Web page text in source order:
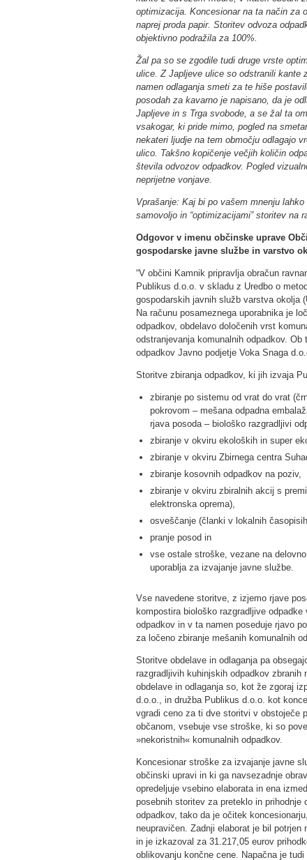
optimizacija. Koncesionar na ta način za
naprej proda papir. Storitev odvoza
objektivno podražila za 100%.
Žal pa so se zgodile tudi druge vrste
ulice. Z Japljeve ulice so odstranili kante
namen odlaganja smeti za te hiše
posodah za kavarno je napisano, da je
Japljeve in s Trga svobode, a se žal ta
vsakogar, ki pride mimo, pogled na
nekateri ljudje na tem območju odlagajo
ulico. Takšno kopičenje večjih količin
števila odvozov odpadkov. Pogled
neprijetne vonjave.
Vprašanje: Kaj bi po vašem mnenju
samovoljo in “optimizacijami” storitev na
Odgovor v imenu občinske uprave
gospodarske javne službe in varstvo
“V občini Kamnik pripravlja obračun
Publikus d.o.o. v skladu z Uredbo o
gospodarskih javnih služb varstva okolja
Na računu posameznega uporabnika je
odpadkov, obdelavo določenih vrst
odstranjevanja komunalnih odpadkov.
odpadkov Javno podjetje Voka Snaga
Storitve zbiranja odpadkov, ki jih izvaja
zbiranje po sistemu od vrat do vrat
pokrovom – mešana odpadna
rjava posoda – biološko razgradljivi
zbiranje v okviru ekoloških in super
zbiranje v okviru Zbirnega centra
zbiranje kosovnih odpadkov na poziv,
zbiranje v okviru zbiralnih akcij s
elektronska oprema),
osveščanje (članki v lokalnih
pranje posod in
vse ostale stroške, vezane na
uporablja za izvajanje javne službe.
Vse navedene storitve, z izjemo rjave
kompostira biološko razgradljive
odpadkov in v ta namen poseduje rjavo
za ločeno zbiranje mešanih komunalnih
Storitve obdelave in odlaganja pa
razgradljivih kuhinjskih odpadkov
obdelave in odlaganja so, kot že zgoraj
d.o.o., in družba Publikus d.o.o. kot
vgradi ceno za ti dve storitvi v obstoječe
občanom, vsebuje vse stroške, ki so
»nekoristnih« komunalnih odpadkov.
Koncesionar stroške za izvajanje javne
občinski upravi in ki ga navsezadnje
opredeljuje vsebino elaborata in ena
posebnih storitev za preteklo in
odpadkov, tako da je očitek
neupravičen. Zadnji elaborat je bil
in je izkazoval za 31.217,05 eurov
oblikovanju končne cene. Napačna je